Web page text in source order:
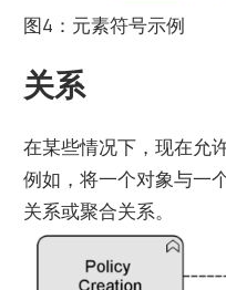
图4：元素符号示例
关系
在某些情况下，现在允
例如，将一个对象与一
关系或聚合关系。